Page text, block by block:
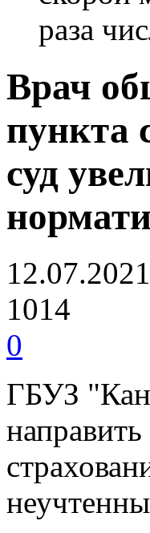
раза
Врач
пункта
суд
1014
0
ГБУЗ